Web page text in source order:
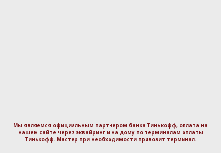
Мы являемся официальным партнером банка Тинькофф, оплата на
нашем сайте через эквайринг и на дому по терминалам оплаты
Тинькофф. Маcтер при необходимости привозит терминал.